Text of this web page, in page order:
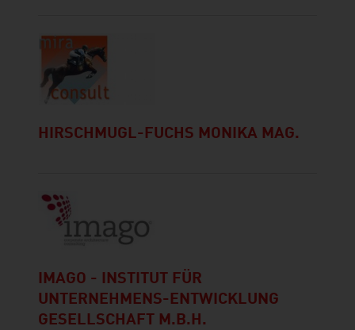
HIRSCHMUGL-FUCHS MONIKA MAG.
IMAGO - INSTITUT FÜR
UNTERNEHMENS-ENTWICKLUNG
GESELLSCHAFT M.B.H.